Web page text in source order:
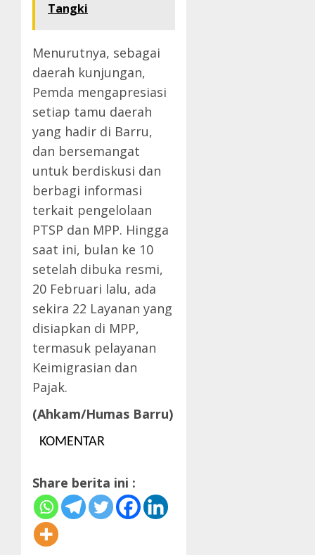
Tangki
Menurutnya, sebagai
daerah kunjungan,
Pemda mengapresiasi
setiap tamu daerah
yang hadir di Barru,
dan bersemangat
untuk berdiskusi dan
berbagi informasi
terkait pengelolaan
PTSP dan MPP. Hingga
saat ini, bulan ke 10
setelah dibuka resmi,
20 Februari lalu, ada
sekira 22 Layanan yang
disiapkan di MPP,
termasuk pelayanan
Keimigrasian dan
Pajak.
(Ahkam/Humas Barru)
KOMENTAR
Share berita ini :